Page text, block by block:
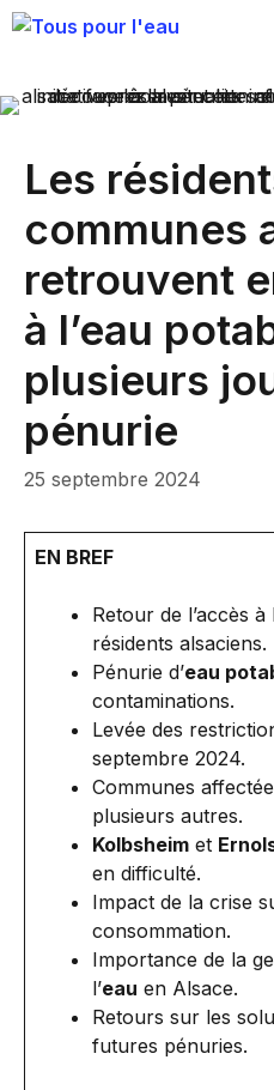
Aller
Les
communes
retrouvent
à l’eau
plusieurs
pénurie
25 septembre 2024
EN BREF
Retour de l’accès à
résidents alsaciens.
Pénurie d’eau
contaminations.
Levée des
septembre 2024.
Communes
plusieurs autres.
Kolbsheim et
en difficulté.
Impact de la crise
consommation.
Importance de la
l’eau en Alsace.
Retours sur les
futures pénuries.